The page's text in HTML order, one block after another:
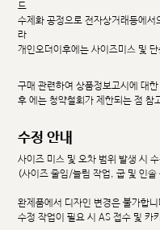
드
수제화 공정으로 전자상거래등에
라
개인오더이후에는 사이즈미스 및
구매 관련하여 상품정보고시에 대
후 에는 청약철회가 제한되는 점 참
수정 안내
사이즈 미스 및 오차 범위 발생 시
(사이즈 줄임/늘림 작업, 굽 및 인
완제품에서 디자인 변경은 불가합니
수정 작업이 필요 시 AS 접수 및 카